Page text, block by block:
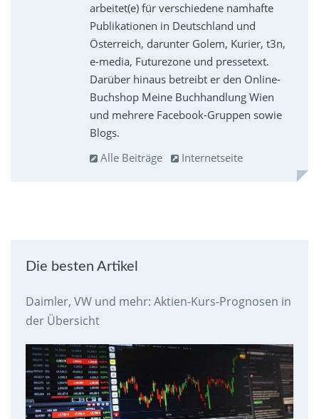
arbeitet(e) für verschiedene namhafte
Publikationen in Deutschland und
Österreich, darunter Golem, Kurier, t3n,
e-media, Futurezone und pressetext.
Darüber hinaus betreibt er den Online-
Buchshop Meine Buchhandlung Wien
und mehrere Facebook-Gruppen sowie
Blogs.
Alle Beiträge
Internetseite
Die besten Artikel
Daimler, VW und mehr: Aktien-Kurs-Prognosen in
der Übersicht